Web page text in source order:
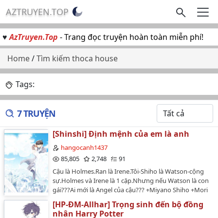
AZTRUYEN.TOP
♥AzTruyen.Top - Trang đọc truyện hoàn toàn miễn phí!
Home/Tìm kiếm thoca house
Tags:
7 TRUYỆN
[Shinshi] Định mệnh của em là anh
hangocanh1437
85,805
2,748
91
Cậu là Holmes.Ran là Irene.Tôi-Shiho là Watson-cộng
sự.Holmes và Irene là 1 cặp.Nhưng nếu Watson là con
gái???Ai mới là Angel của cậu??? +Miyano Shiho +Mori
chọn cô....Họ kết hôn,tình yêu của họ quá cháy
[HP-ĐM-Allhar] Trọng sinh đến bộ đồng
nhân Harry Potter